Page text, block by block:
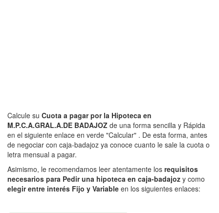
Calcule su Cuota a pagar por la Hipoteca en
M.P.C.A.GRAL.A.DE BADAJOZ de una forma sencilla y Rápida
en el siguiente enlace en verde "Calcular" . De esta forma, antes
de negociar con caja-badajoz ya conoce cuanto le sale la cuota o
letra mensual a pagar.
Asimismo, le recomendamos leer atentamente los requisitos
necesarios para Pedir una hipoteca en caja-badajoz y como
elegir entre interés Fijo y Variable en los siguientes enlaces: